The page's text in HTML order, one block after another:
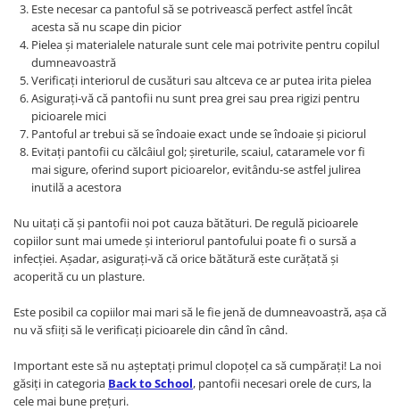
Este necesar ca pantoful să se potrivească perfect astfel încât
acesta să nu scape din picior
Pielea şi materialele naturale sunt cele mai potrivite pentru copilul
dumneavoastră
Verificaţi interiorul de cusături sau altceva ce ar putea irita pielea
Asiguraţi-vă că pantofii nu sunt prea grei sau prea rigizi pentru
picioarele mici
Pantoful ar trebui să se îndoaie exact unde se îndoaie şi piciorul
Evitaţi pantofii cu călcâiul gol; şireturile, scaiul, cataramele vor fi
mai sigure, oferind suport picioarelor, evitându-se astfel julirea
inutilă a acestora
Nu uitaţi că şi pantofii noi pot cauza bătături. De regulă picioarele
copiilor sunt mai umede şi interiorul pantofului poate fi o sursă a
infecţiei. Aşadar, asiguraţi-vă că orice bătătură este curăţată şi
acoperită cu un plasture.
Este posibil ca copiilor mai mari să le fie jenă de dumneavoastră, aşa că
nu vă sfiiţi să le verificaţi picioarele din când în când.
Important este să nu așteptați primul clopoțel ca să cumpărați! La noi
găsiți in categoria Back to School, pantofii necesari orele de curs, la
cele mai bune prețuri.